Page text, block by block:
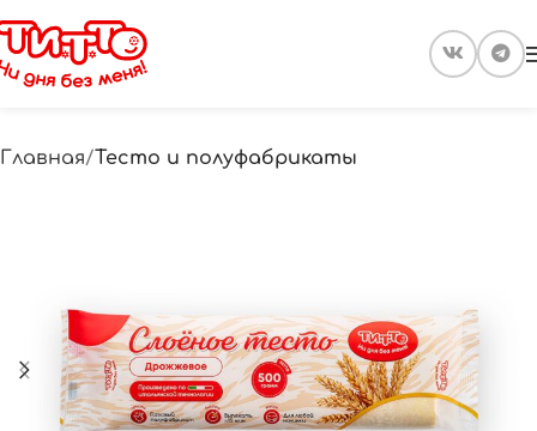
Главная Тесто и полуфабрикаты